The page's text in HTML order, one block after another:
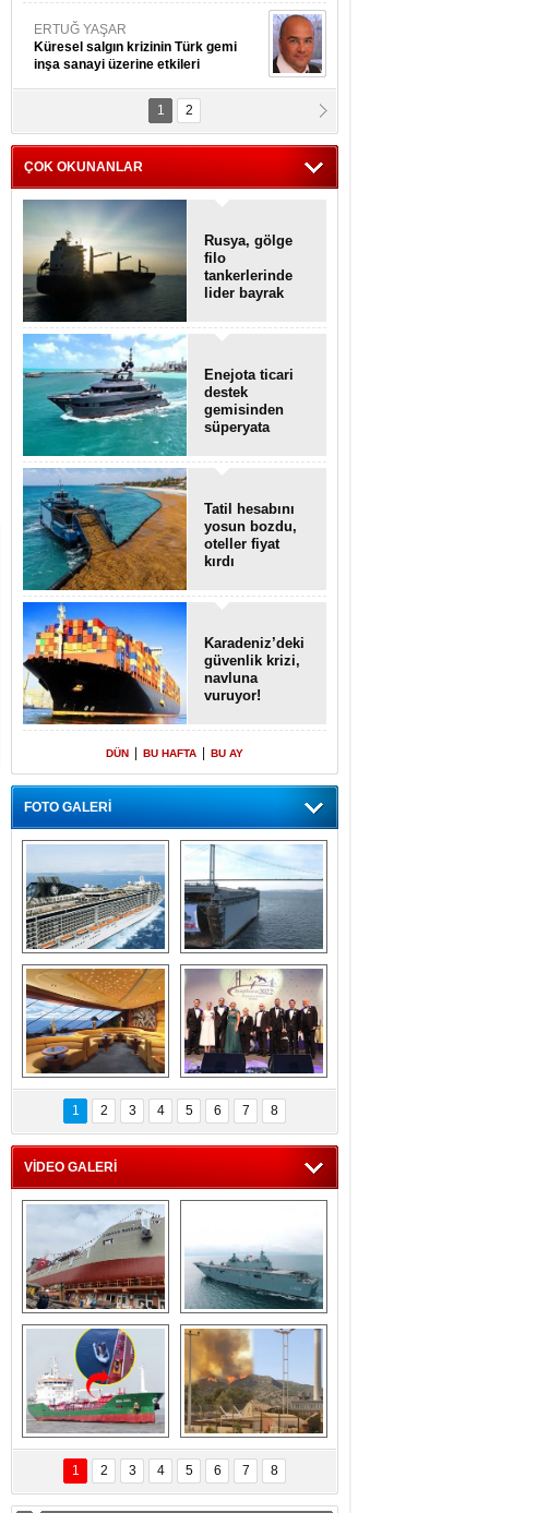
ERTUĞ YAŞAR
Küresel salgın krizinin Türk gemi
inşa sanayi üzerine etkileri
Kpt. MESUT AZMİ GÖKSOY
ithafen...
1 2
ÇOK OKUNANLAR
Rusya, gölge
filo
tankerlerinde
lider bayrak
Enejota ticari
destek
gemisinden
süperyata
Tatil hesabını
yosun bozdu,
oteller fiyat
kırdı
Karadeniz’deki
güvenlik krizi,
navluna
vuruyor!
DÜN BU HAFTA BU AY
FOTO GALERİ
“Gemi içinde gemi”
konsepti ile MSC
Splendida
Dünyada tek!
Denizaltı yüzer
havuzu intikal
seyrine başladı
MSC'den 55 milyon
euroluk turizm geliri
müjdesi
5. Bosphorus Ship
Brokers Dinner,
İstanbul’da yapıldı
1 2 3 4 5 6 7 8
VİDEO GALERİ
Çeksan Tersanesi,
Başaran Bayrak
tankerini suya
indirdi
TCG Anadolu,
tersane teknik
seyrini tamamladı
Göçmenlerin
imdadına Türk
sahipli MINA DENIZ
yetişti
Milas’taki yangın
yeniden termik
santrallere doğru
ilerliyor
1 2 3 4 5 6 7 8